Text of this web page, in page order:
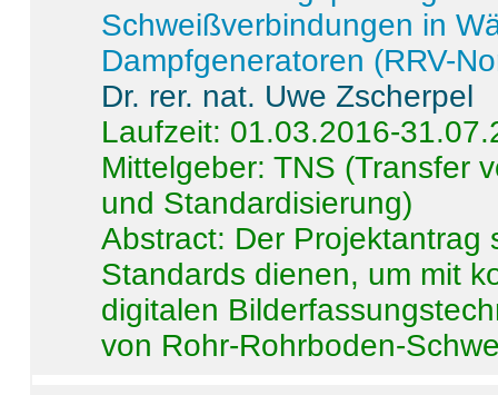
Schweißverbindungen in
Dampfgeneratoren (RRV-
Dr. rer. nat. Uwe Zscherpel
Laufzeit: 01.03.2016-
Mittelgeber: TNS (Transfer
und Standardisierung)
Abstract: Der Projektantrag
Standards dienen, um mit
digitalen
von Rohr-Rohrboden-